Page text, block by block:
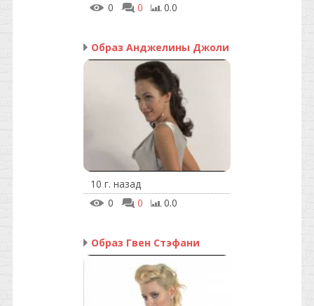
0
0 0.0
Образ Анджелины Джоли
10 г. назад
0
0 0.0
Образ Гвен Стэфани